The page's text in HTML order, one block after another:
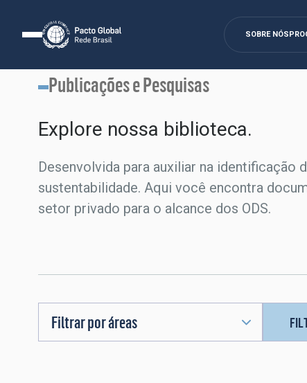
SOBRE NÓS
Publicações e Pesquisas
Explore nossa biblioteca.​
Desenvolvida para auxiliar na identificação
sustentabilidade. Aqui você encontra
setor privado para o alcance dos ODS.
Filtrar por áreas